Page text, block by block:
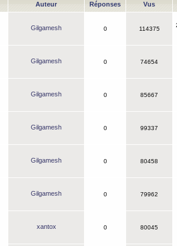
Auteur Réponses Vus
Gilgamesh 0 114375
Gilgamesh 0 74654
Gilgamesh 0 85667
Gilgamesh 0 99337
Gilgamesh 0 80458
Gilgamesh 0 79962
xantox 0 80045